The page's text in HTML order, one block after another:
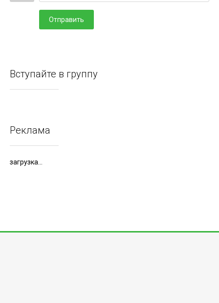
Отправить
Вступайте в группу
Реклама
загрузка...